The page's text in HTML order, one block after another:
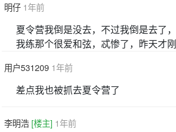
明仔 1年前
夏令营我倒是没去，不过我倒是去了
我练那个很爱和弦，忒惨了，昨天才刚
用户531209 1年前
差点我也被抓去夏令营了
李明浩 [楼主] 1年前